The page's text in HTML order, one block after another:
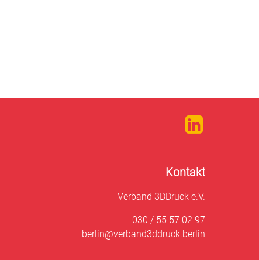
Kontakt
Verband 3DDruck e.V.
030 / 55 57 02 97
berlin@verband3ddruck.berlin